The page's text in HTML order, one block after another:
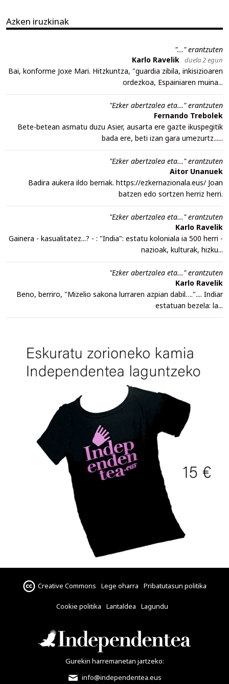
Azken iruzkinak
"..." erantzuten
Karlo Ravelik duela 2 egun
Bai, konforme Joxe Mari. Hitzkuntza, "guardia zibila, inkisizioaren
ordezkoa, Espainiaren muina...
"Ezker abertzalea eta..." erantzuten
Fernando Trebolek
Bete-betean asmatu duzu Asier, ausarta ere gazte ikuspegitik
bada ere, beti izan gara umezurtz......
"Ezker abertzalea eta..." erantzuten
Aitor Unanuek
Badira aukera ildo berriak. https://ezkernazionala.eus/ Joan
batzen edo sortzen herriz herri.
"Ezker abertzalea eta..." erantzuten
Karlo Ravelik
Gainera - kasualitatez...? - : "India": estatu koloniala ia 500 herri -
nazioak, kulturak, hizku...
"Ezker abertzalea eta..." erantzuten
Karlo Ravelik
Beno, berriro, "Mizelio sakona lurraren azpian dabil….".... Indiar
estatuan bezela: la...
Creative Commons Lege oharra Pribatutasun politika
Cookie politika Lantaldea Lagundu
Gurekin harremanetan jartzeko:
info@independentea.eus